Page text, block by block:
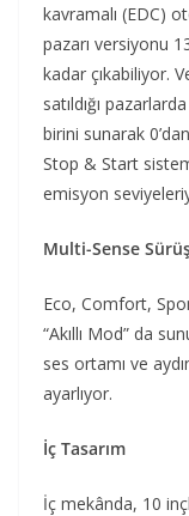
kavramalı (EDC)
pazarı versiyonu
kadar çıkabiliyor.
satıldığı
birini sunarak
Stop & Start
emisyon
Multi-Sense
Eco, Comfort,
“Akıllı Mod” da
ses ortamı ve
ayarlıyor.
İç Tasarım
İç mekânda, 10